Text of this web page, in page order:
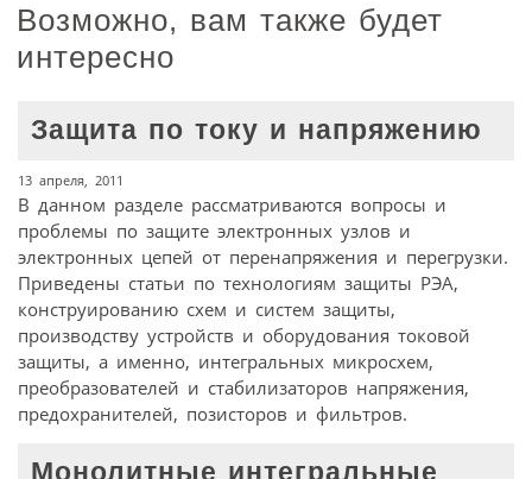
Возможно, вам также будет
интересно
Защита по току и напряжению
13 апреля, 2011
В данном разделе рассматриваются вопросы и
проблемы по защите электронных узлов и
электронных цепей от перенапряжения и перегрузки.
Приведены статьи по технологиям защиты РЭА,
конструированию схем и систем защиты,
производству устройств и оборудования токовой
защиты, а именно, интегральных микросхем,
преобразователей и стабилизаторов напряжения,
предохранителей, позисторов и фильтров.
Монолитные интегральные